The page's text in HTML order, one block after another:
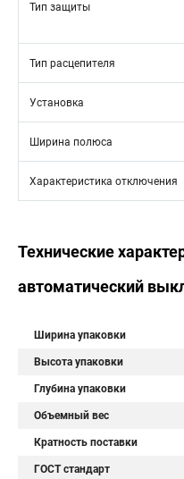
Тип защиты
Тип расцепителя
Установка
Ширина полюса
Характеристика отключения
Технические
автоматический
Ширина упаковки
Высота упаковки
Глубина упаковки
Объемный вес
Кратность поставки
ГОСТ стандарт